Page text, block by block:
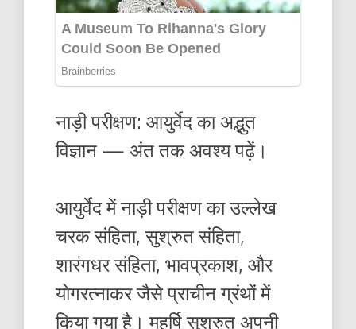
नाड़ी परीक्षण: आयुर्वेद का अद्भुत
विज्ञान — अंत तक अवश्य पढ़ें।
आयुर्वेद में नाड़ी परीक्षण का उल्लेख
चरक संहिता, सुश्रुत संहिता,
शारंगधर संहिता, भावप्रकाश, और
योगरत्नाकर जैसे प्राचीन ग्रंथों में
किया गया है। महर्षि सुश्रुत अपनी